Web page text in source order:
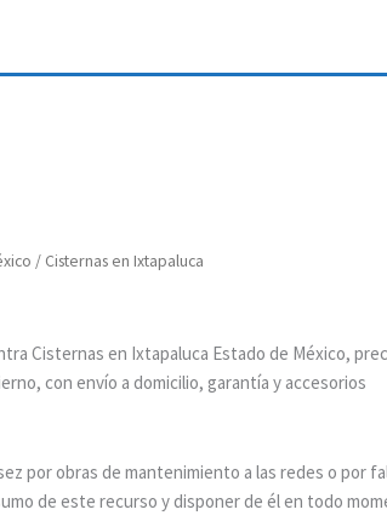
/ Cisternas en Ixtapaluca
Cisternas en Ixtapaluca Estado de México,
con envío a domicilio, garantía y accesorios
por obras de mantenimiento a las redes o por
de este recurso y disponer de él en todo